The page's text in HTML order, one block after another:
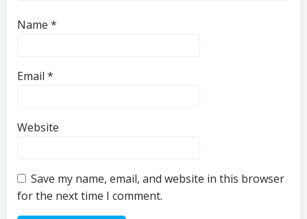
Name *
Email *
Website
Save my name, email, and website in this browser
for the next time I comment.